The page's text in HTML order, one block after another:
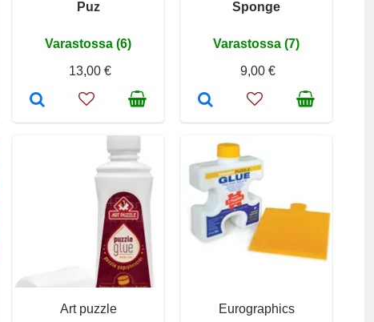
Puz
Varastossa (6)
13,00 €
Sponge
Varastossa (7)
9,00 €
Art puzzle Eurographics